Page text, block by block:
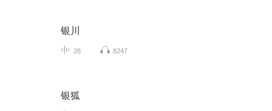
银川
28 8247
银狐